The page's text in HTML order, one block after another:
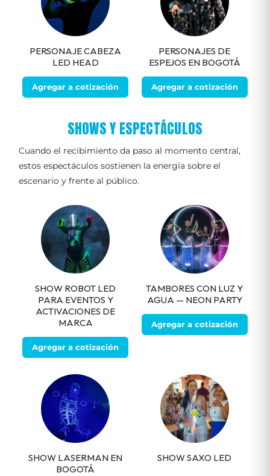
PERSONAJE CABEZA
LED HEAD
Agregar a cotización
PERSONAJES DE
ESPEJOS EN BOGOTÁ
Agregar a cotización
SHOWS Y ESPECTÁCULOS
Cuando el recibimiento da paso al momento central,
estos espectáculos sostienen la energía sobre el
escenario y frente al público.
SHOW ROBOT LED
PARA EVENTOS Y
ACTIVACIONES DE
MARCA
Agregar a cotización
TAMBORES CON LUZ Y
AGUA — NEON PARTY
Agregar a cotización
SHOW LASERMAN EN
BOGOTÁ
SHOW SAXO LED